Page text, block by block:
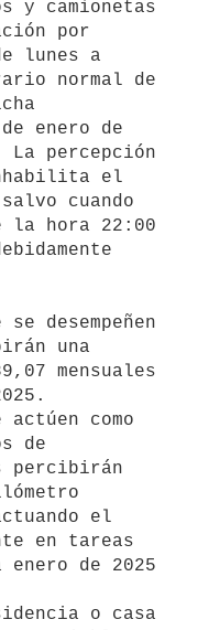
por
lunes a
normal de
enero de
La percepción
el
cuando
la hora 22:00
una
mensuales
de
percibirán
el
en tareas
de 2025